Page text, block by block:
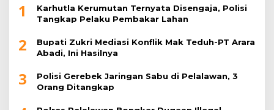
1
Karhutla Kerumutan Ternyata Disengaja, Polisi
Tangkap Pelaku Pembakar Lahan
2
Bupati Zukri Mediasi Konflik Mak Teduh-PT Arara
Abadi, Ini Hasilnya
3
Polisi Gerebek Jaringan Sabu di Pelalawan, 3
Orang Ditangkap